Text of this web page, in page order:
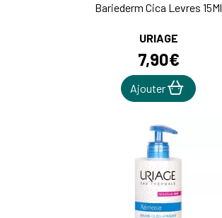
Bariederm Cica Levres 15Ml
URIAGE
7,90€
Ajouter